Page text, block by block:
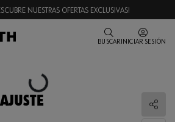
NUESTRAS OFERTAS EXCLUSIVAS!
BUSCAR INICIAR SESIÓN
Loading...